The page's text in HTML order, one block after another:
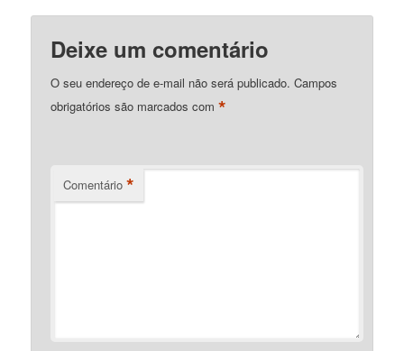
Deixe um comentário
O seu endereço de e-mail não será publicado. Campos
obrigatórios são marcados com*
Comentário *